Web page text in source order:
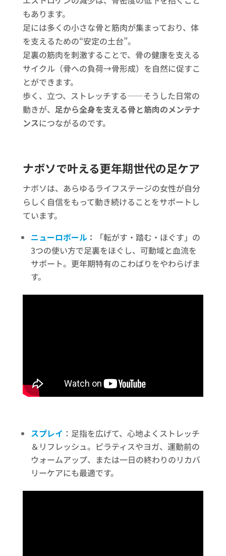
もあります。
足には多くの小さな骨と筋肉が集まっており、体
を支えるための“安定の土台”。
足裏の筋肉を刺激することで、骨の健康を支える
サイクル（骨への負荷→骨形成）を自然に促すこ
とができます。
歩く、立つ、ストレッチする――そうした日常の
動きが、 足から全身を支える骨と筋肉のメンテナ
ンスにつながるのです。
ナボソで叶える更年期世代の足ケア
ナボソは、あらゆるライフステージの女性が自分
らしく自信をもって動き続けることをサポートし
ています。
ニューロボール：
「転がす・踏む・ほぐす」の
3つの使い方で足裏をほぐし、可動域と血流を
サポート。更年期特有のこわばりをやわらげま
す。
スプレイ ：足指を広げて、心地よくストレッチ
＆リフレッシュ。ピラティスやヨガ、運動前の
ウォームアップ、または一日の終わりのリカバ
リーケアにも最適です。